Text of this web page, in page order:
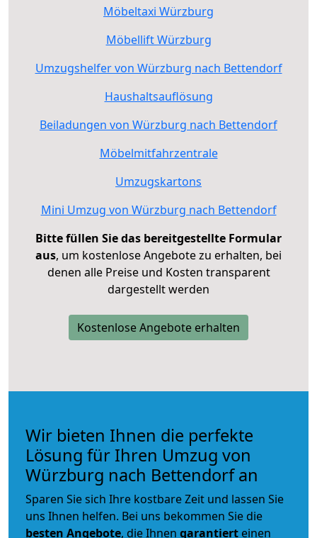
Möbeltaxi Würzburg
Möbellift Würzburg
Umzugshelfer von Würzburg nach Bettendorf
Haushaltsauflösung
Beiladungen von Würzburg nach Bettendorf
Möbelmitfahrzentrale
Umzugskartons
Mini Umzug von Würzburg nach Bettendorf
Bitte füllen Sie das bereitgestellte Formular
aus, um kostenlose Angebote zu erhalten, bei
denen alle Preise und Kosten transparent
dargestellt werden
Kostenlose Angebote erhalten
Wir bieten Ihnen die perfekte
Lösung für Ihren Umzug von
Würzburg nach Bettendorf an
Sparen Sie sich Ihre kostbare Zeit und lassen Sie
uns Ihnen helfen. Bei uns bekommen Sie die
besten Angebote, die Ihnen garantiert einen